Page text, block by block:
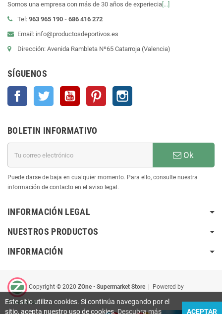
Somos una empresa con más de 30 años de experiecia [...]
Tel: 963 965 190 - 686 416 272
Email: info@productosdeportivos.es
Dirección: Avenida Rambleta Nº65 Catarroja (Valencia)
SÍGUENOS
Facebook Twitter YouTube Pinterest
BOLETIN INFORMATIVO
Ok
Puede darse de baja en cualquier momento. Para ello, consulte nuestra
información de contacto en el aviso legal.
INFORMACIÓN LEGAL
NUESTROS PRODUCTOS
INFORMACIÓN
Copyright © 2020 ZOne • Supermarket Store| Powered by
PrestaShop
Este sitio utiliza cookies. Si continúa navegando por el
sitio, acepta nuestro uso de cookies.Descubra más ACEPTAR